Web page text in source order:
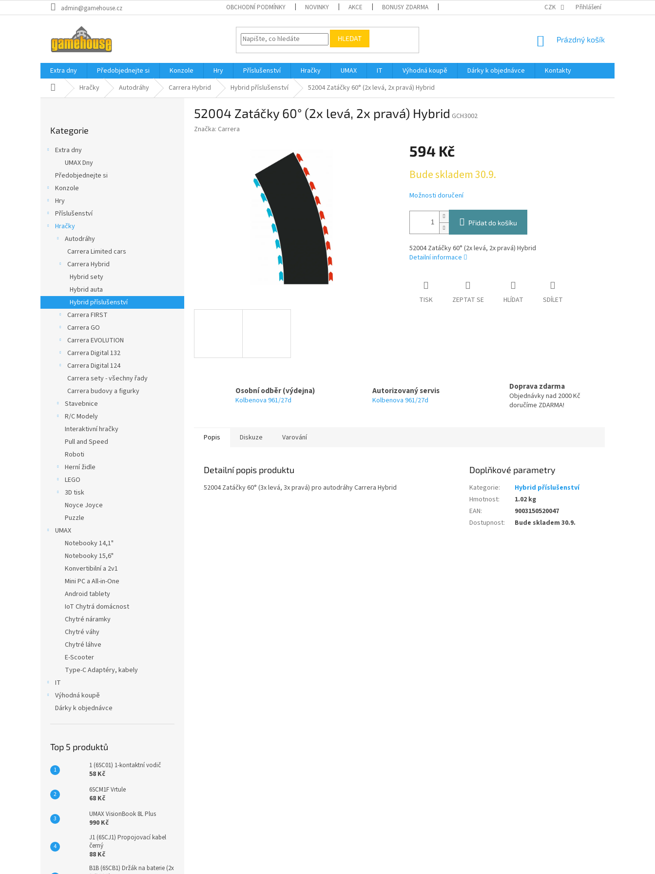
na
admin@gamehouse.cz OBCHODNÍ PODMÍNKY NOVINKY AKCE BONUSY ZDARMA PODMÍNKY OCHRANY OSOBNÍCH ÚDAJŮ
CZK Přihlášení
HLEDAT
NÁKUPNÍ
Prázdný košík
Extra dny Předobjednejte si Konzole Hry Příslušenství Hračky UMAX IT Výhodná koupě Dárky k objednávce
Kontakty
Domů Hračky Autodráhy Carrera Hybrid Hybrid příslušenství 52004 Zatáčky 60° (2x levá, 2x pravá) Hybrid
kategorie
Kategorie
Extra dny
UMAX Dny
Předobjednejte si
Konzole
Hry
Příslušenství
Hračky
Autodráhy
Carrera Limited cars
Carrera Hybrid
Hybrid sety
Hybrid auta
Hybrid příslušenství
Carrera FIRST
Carrera GO
Carrera EVOLUTION
Carrera Digital 132
Carrera Digital 124
Carrera sety - všechny řady
Carrera budovy a figurky
Stavebnice
R/C Modely
Interaktivní hračky
Pull and Speed
Roboti
Herní židle
LEGO
3D tisk
Noyce Joyce
Puzzle
UMAX
Notebooky 14,1"
Notebooky 15,6"
Konvertibilní a 2v1
Mini PC a All-in-One
Android tablety
IoT Chytrá domácnost
Chytré náramky
Chytré váhy
Chytré láhve
E-Scooter
Type-C Adaptéry, kabely
IT
Výhodná koupě
Dárky k objednávce
Top 5 produktů
1 (6SC01) 1-kontaktní vodič
58 Kč
6SCM1F Vrtule
68 Kč
UMAX VisionBook 8L Plus
990 Kč
J1 (6SCJ1) Propojovací kabel
černý
88 Kč
B1B (6SCB1) Držák na baterie (2x
52004 Zatáčky 60° (2x levá, 2x pravá) Hybrid GCH3002
Značka: Carrera
594 Kč
cena:
Bude skladem 30.9.
Možnosti doručení
Přidat do košíku
52004 Zatáčky 60° (2x levá, 2x pravá) Hybrid
Detailní informace
TISK ZEPTAT SE HLÍDAT SDÍLET
Osobní odběr (výdejna)
Kolbenova 961/27d
Autorizovaný servis
Kolbenova 961/27d
Doprava zdarma
Objednávky nad 2000 Kč
doručíme ZDARMA!
Popis Diskuze Varování
Detailní popis produktu
52004 Zatáčky 60° (3x levá, 3x pravá) pro autodráhy Carrera Hybrid
Doplňkové parametry
Kategorie:
Hybrid příslušenství
Hmotnost:
1.02 kg
EAN:
9003150520047
Dostupnost: Bude skladem 30.9.